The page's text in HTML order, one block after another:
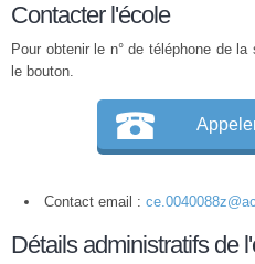
Contacter l'école
Pour obtenir le n° de téléphone de
le bouton.
Contact email :
Détails administratifs de